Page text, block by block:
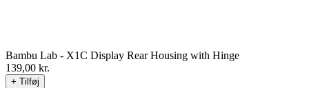
Bambu Lab - X1C Display Rear Housing with Hinge
139,00 kr.
+ Tilføj